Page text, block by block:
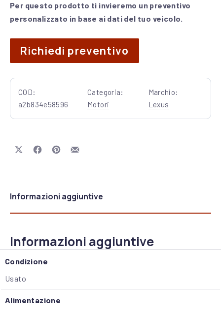
Per questo prodotto ti invieremo un preventivo
personalizzato in base ai dati del tuo veicolo.
Richiedi preventivo
COD:
a2b834e58596
Categoria:
Motori
Marchio:
Lexus
Share on XShare on Facebook
Share on Pinterest
Share by Email
Informazioni aggiuntive
Informazioni aggiuntive
Condizione
Usato
Alimentazione